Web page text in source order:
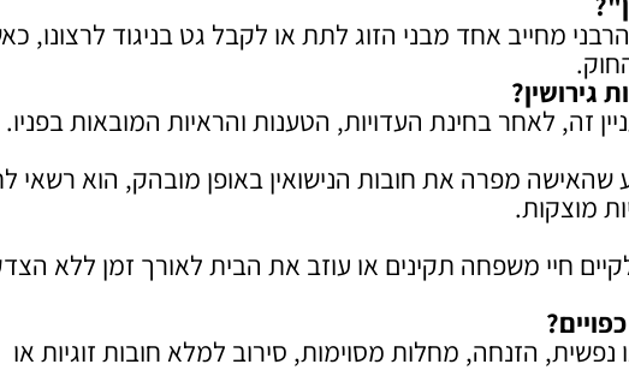
מחייב אחד מבני הזוג לתת או לקבל גט בניגוד לרצונו,
גירושין?
זה, לאחר בחינת העדויות, הטענות והראיות המובאות בפניו.
שהאישה מפרה את חובות הנישואין באופן מובהק, הוא רשאי
מוצקות.
חיי משפחה תקינים או עוזב את הבית לאורך זמן ללא
?
נפשית, הזנחה, מחלות מסוימות, סירוב למלא חובות זוגיות או